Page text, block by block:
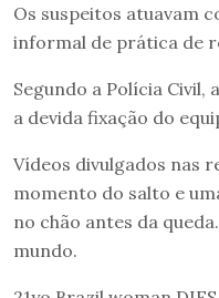
Os suspeitos atuavam
informal de prática de
Segundo a Polícia Civil,
a devida fixação do
Vídeos divulgados nas
momento do salto e
no chão antes da
mundo.